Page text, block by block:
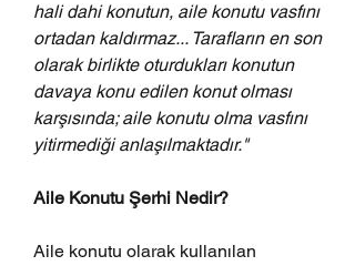
hali dahi konutun, aile konutu vasfını
ortadan kaldırmaz... Tarafların en son
olarak birlikte oturdukları konutun
davaya konu edilen konut olması
karşısında; aile konutu olma vasfını
yitirmediği anlaşılmaktadır."
Aile Konutu Şerhi Nedir?
Aile konutu olarak kullanılan